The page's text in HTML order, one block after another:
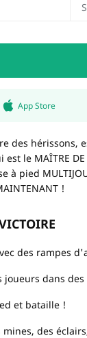
App Store
des hérissons,
le MAÎTRE DE
à pied
!
des rampes
joueurs dans
et bataille !
des